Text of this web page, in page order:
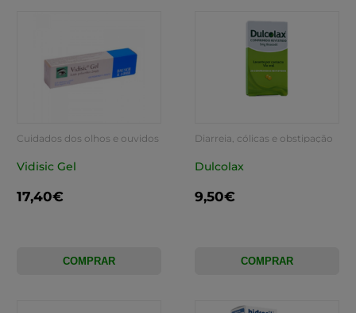
Cuidados dos olhos e ouvidos
Vidisic Gel
17,40€
COMPRAR
Diarreia, cólicas e obstipação
Dulcolax
9,50€
COMPRAR